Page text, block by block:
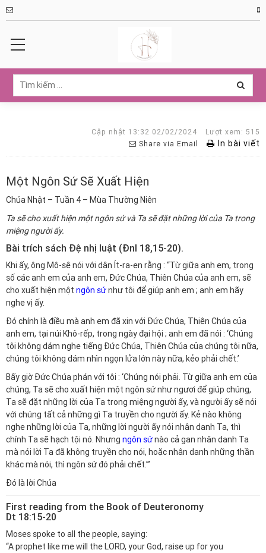
Cập nhật 13:32 02/02/2024
Lượt xem: 515
Share via Email
In bài viết
Một Ngôn Sứ Sẽ Xuất Hiện
Chúa Nhật – Tuần 4 – Mùa Thường Niên
Ta sẽ cho xuất hiện một ngôn sứ và Ta sẽ đặt những lời của Ta trong
miệng người ấy.
Bài trích sách Đệ nhị luật (Đnl 18,15-20).
Khi ấy, ông Mô-sê nói với dân Ít-ra-en rằng : “Từ giữa anh em, trong
số các anh em của anh em, Đức Chúa, Thiên Chúa của anh em, sẽ
cho xuất hiện một ngôn sứnhư tôi để giúp anh em ; anh em hãy
nghe vị ấy.
Đó chính là điều mà anh em đã xin với Đức Chúa, Thiên Chúa của
anh em, tại núi Khô-rếp, trong ngày đại hội ; anh em đã nói : ‘Chúng
tôi không dám nghe tiếng Đức Chúa, Thiên Chúa của chúng tôi nữa,
chúng tôi không dám nhìn ngọn lửa lớn này nữa, kẻo phải chết.’
Bấy giờ Đức Chúa phán với tôi : ‘Chúng nói phải. Từ giữa anh em của
chúng, Ta sẽ cho xuất hiện một ngôn sứ như ngươi để giúp chúng,
Ta sẽ đặt những lời của Ta trong miệng người ấy, và người ấy sẽ nói
với chúng tất cả những gì Ta truyền cho người ấy. Kẻ nào không
nghe những lời của Ta, những lời người ấy nói nhân danh Ta, thì
chính Ta sẽ hạch tội nó. Nhưng ngôn sứnào cả gan nhân danh Ta
mà nói lời Ta đã không truyền cho nói, hoặc nhân danh những thần
khác mà nói, thì ngôn sứ đó phải chết.’”
Đó là lời Chúa
First reading from the Book of Deuteronomy
Dt 18:15-20
Moses spoke to all the people, saying:
“A prophet like me will the LORD, your God, raise up for you